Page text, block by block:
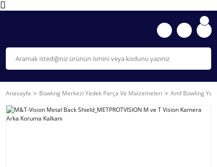
Anasayfa Bowlıng Merkezi Yedek Parça Ve Malzemeleri Amf Bowling